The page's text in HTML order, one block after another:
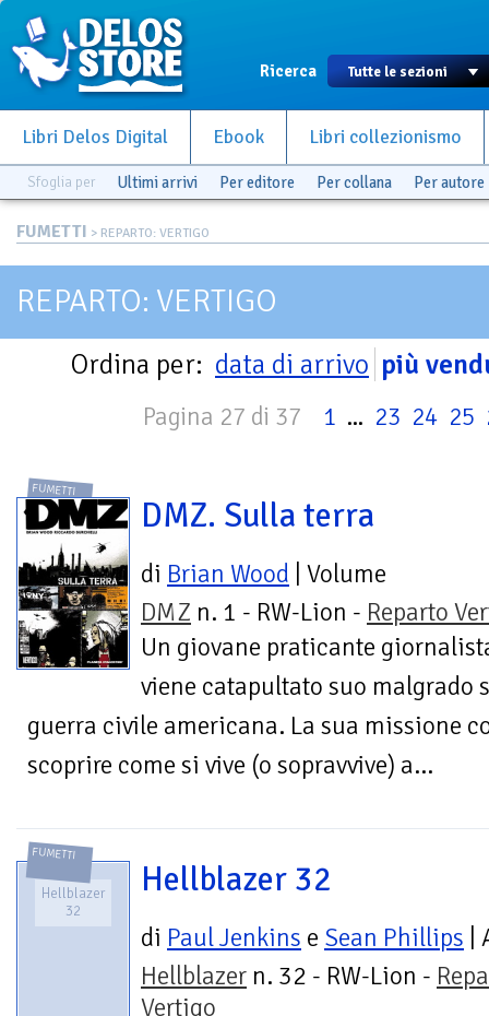
Ricerca
Libri Delos Digital Ebook Libri collezionismo
Sfoglia per Ultimi arrivi Per editore Per collana Per autore
FUMETTI > REPARTO: VERTIGO
REPARTO: VERTIGO
Ordina per: data di arrivo più
Pagina 27 di 37 1 ... 23 24 25
FUMETTI
DMZ. Sulla terra
di Brian Wood | Volume
DMZ n. 1 - RW-Lion - Reparto
Un giovane praticante
viene catapultato suo malgrado
guerra civile americana. La sua missione
scoprire come si vive (o sopravvive) a...
FUMETTI
Hellblazer
32
Hellblazer 32
di Paul Jenkins e Sean Phillips |
Hellblazer n. 32 - RW-Lion -
Vertigo